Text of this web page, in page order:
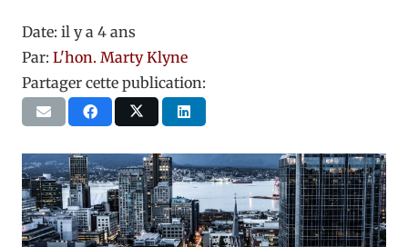
Date: il y a 4 ans
Par: L'hon. Marty Klyne
Partager cette publication: